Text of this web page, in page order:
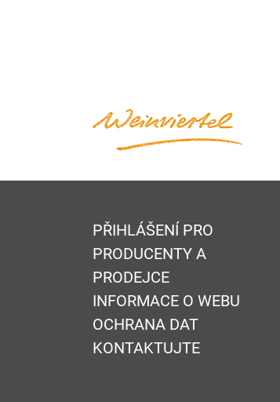
PŘIHLÁŠENÍ PRO
PRODUCENTY A
PRODEJCE
INFORMACE O WEBU
OCHRANA DAT
KONTAKTUJTE